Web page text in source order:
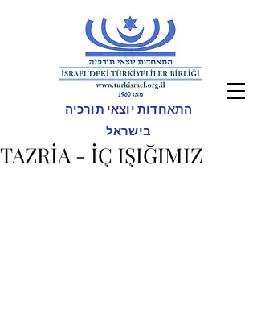
התאחדות יוצאי תורכיה
בישראל
TAZRİA - İÇ IŞIĞIMIZ